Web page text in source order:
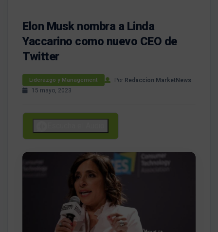
Elon Musk nombra a Linda
Yaccarino como nuevo CEO de
Twitter
Liderazgo y Management Por Redaccion MarketNews
15 mayo, 2023